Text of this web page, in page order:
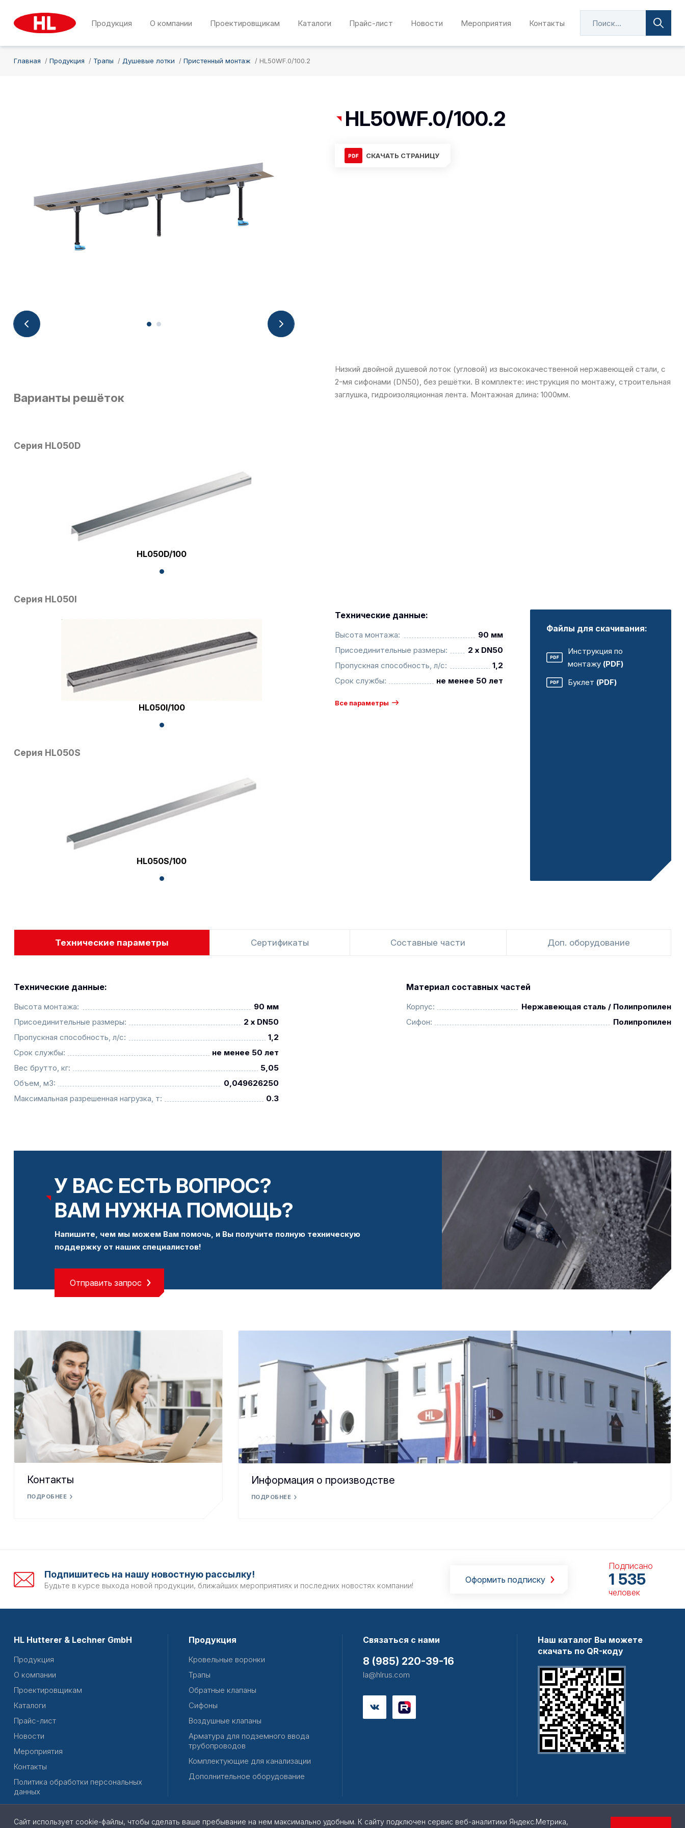
Продукция О компании Проектировщикам Каталоги Прайс-лист Новости Мероприятия Контакты
Главная Продукция Трапы Душевые лотки Пристенный монтаж HL50WF.0/100.2
Варианты решёток
Серия HL050D
HL050D/100
Серия HL050I
HL050I/100
Серия HL050S
HL050S/100
HL50WF.0/100.2
СКАЧАТЬ СТРАНИЦУ
Низкий двойной душевой лоток (угловой) из высококачественной нержавеющей стали, с
2-мя сифонами (DN50), без решётки. В комплекте: инструкция по монтажу, строительная
заглушка, гидроизоляционная лента. Монтажная длина: 1000мм.
Технические данные:
Высота монтажа:
90 мм
Присоединительные размеры:
2 x DN50
Пропускная способность, л/с:
1,2
Срок службы:
не менее 50 лет
Все параметры
Файлы для скачивания:
Инструкция по
монтажу (PDF)
Буклет (PDF)
Технические параметры Сертификаты Составные части Доп. оборудование
Технические данные:
Высота монтажа:
90 мм
Присоединительные размеры:
2 x DN50
Пропускная способность, л/с:
1,2
Срок службы:
не менее 50 лет
Вес брутто, кг:
5,05
Объем, м3:
0,049626250
Максимальная разрешенная нагрузка, т:
0.3
Материал составных частей
Корпус:
Нержавеющая сталь / Полипропилен
Сифон:
Полипропилен
У ВАС ЕСТЬ ВОПРОС?
ВАМ НУЖНА ПОМОЩЬ?
Напишите, чем мы можем Вам помочь, и Вы получите полную техническую
поддержку от наших специалистов!
Отправить запрос
Контакты
ПОДРОБНЕЕ
Информация о производстве
ПОДРОБНЕЕ
Подпишитесь на нашу новостную рассылку!
Будьте в курсе выхода новой продукции, ближайших мероприятиях и последних новостях компании!
Оформить подписку
Подписано
1 535
человек
HL Hutterer & Lechner GmbH
Продукция
О компании
Проектировщикам
Каталоги
Прайс-лист
Новости
Мероприятия
Контакты
Политика обработки персональных
данных
Продукция
Кровельные воронки
Трапы
Обратные клапаны
Сифоны
Воздушные клапаны
Арматура для подземного ввода
трубопроводов
Комплектующие для канализации
Дополнительное оборудование
Связаться с нами
8 (985) 220-39-16
la@hlrus.com
Наш каталог Вы можете
скачать по QR-коду
Сайт использует cookie-файлы, чтобы сделать ваше пребывание на нем максимально удобным. К cайту подключен сервис веб-аналитики Яндекс.Метрика,